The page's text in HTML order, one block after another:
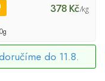
378 Kč/kg
do 11.8.